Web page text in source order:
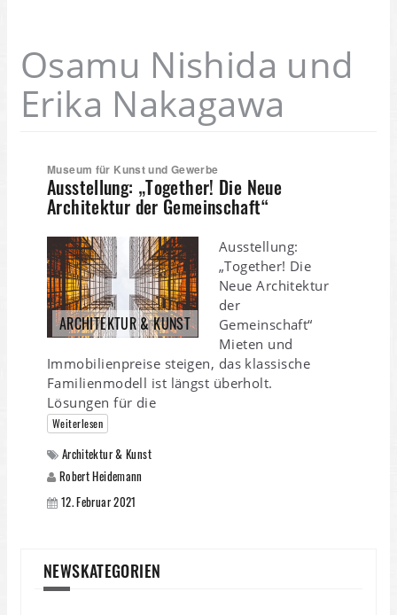
Osamu Nishida und
Erika Nakagawa
Museum für Kunst und Gewerbe
Ausstellung: „Together! Die Neue
Architektur der Gemeinschaft“
ARCHITEKTUR & KUNST
Ausstellung:
„Together! Die
Neue Architektur
der
Gemeinschaft“
Mieten und
Immobilienpreise steigen, das klassische
Familienmodell ist längst überholt.
Lösungen für die
Weiterlesen
Architektur & Kunst
Robert Heidemann
12. Februar 2021
NEWSKATEGORIEN